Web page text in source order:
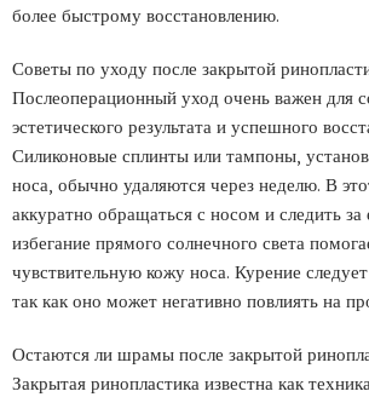
более быстрому восстановлению.
Советы по уходу после закрытой
Послеоперационный уход очень важен для
эстетического результата и успешного
Силиконовые сплинты или тампоны,
носа, обычно удаляются через неделю. В
аккуратно обращаться с носом и следить за
избегание прямого солнечного света
чувствительную кожу носа. Курение
так как оно может негативно повлиять на
Остаются ли шрамы после закрытой
Закрытая ринопластика известна как